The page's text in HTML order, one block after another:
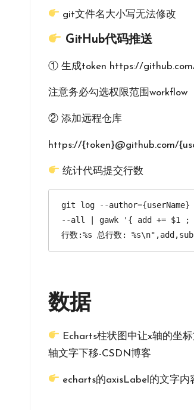
git文件名大小写无法修改
GitHub代码推送
① 生成token https://
注意务必勾选权限范围workflow
② 添加远程仓库
https://{token}@github.com/
统计代码提交行数
git log --
--all | gawk '{ add += $1 ;
行数:%s 总行数:
数据
Echarts柱状图中让x轴的坐
轴文字下移-CSDN博客
echarts的axisLabel的文字内